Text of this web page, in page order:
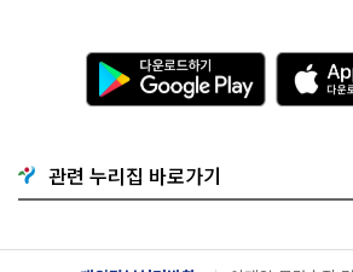
다
운
로
기
G
o
g
l
관련 누리집 바로가기